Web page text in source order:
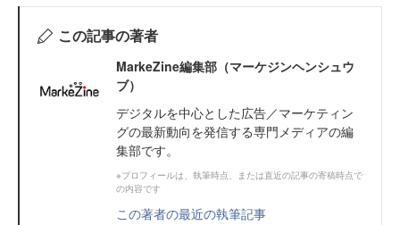
この記事の著者
MarkeZine編集部（マーケジンヘンシュウ
ブ）
デジタルを中心とした広告／マーケティン
グの最新動向を発信する専門メディアの編
集部です。
※プロフィールは、執筆時点、または直近の記事の寄稿時点で
の内容です
この著者の最近の執筆記事